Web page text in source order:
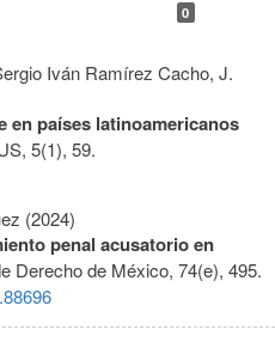
0
Iván Ramírez Cacho, J.
en países latinoamericanos
5(1), 59.
(2024)
penal acusatorio en
Derecho de México, 74(e), 495.